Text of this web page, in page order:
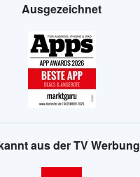
Ausgezeichnet
aus der TV Werbung